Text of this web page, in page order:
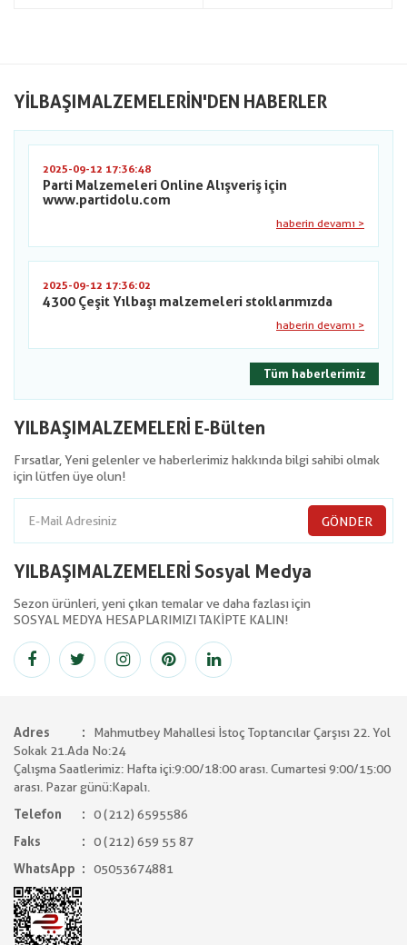
YILBAŞIMALZEMELERIN'DEN HABERLER
2025-09-12 17:36:48
Parti Malzemeleri Online Alışveriş için
www.partidolu.com
haberin devamı >
2025-09-12 17:36:02
4300 Çeşit Yılbaşı malzemeleri stoklarımızda
haberin devamı >
Tüm haberlerimiz
YILBAŞIMALZEMELERİ E-Bülten
Fırsatlar, Yeni gelenler ve haberlerimiz hakkında bilgi sahibi olmak
için lütfen üye olun!
GÖNDER
YILBAŞIMALZEMELERİ Sosyal Medya
Sezon ürünleri, yeni çıkan temalar ve daha fazlası için
SOSYAL MEDYA HESAPLARIMIZI TAKİPTE KALIN!
Adres
Mahmutbey Mahallesi İstoç Toptancılar Çarşısı 22. Yol
Sokak 21.Ada No:24
Çalışma Saatlerimiz: Hafta içi:9:00/18:00 arası. Cumartesi 9:00/15:00
arası. Pazar günü:Kapalı.
Telefon
0 (212) 6595586
Faks
0 (212) 659 55 87
WhatsApp
05053674881